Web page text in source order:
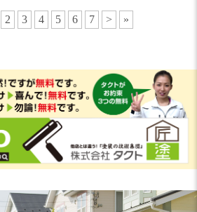
2 3 4 5 6 7 > »